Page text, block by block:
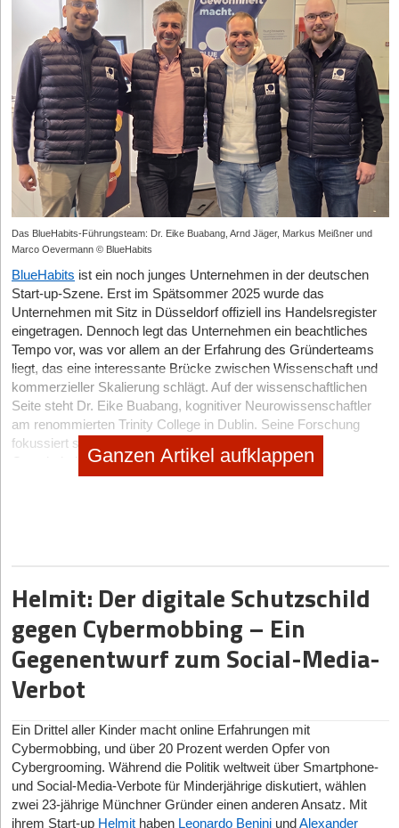
Das BlueHabits-Führungsteam: Dr. Eike Buabang, Arnd Jäger, Markus Meißner und
Marco Oevermann © BlueHabits
BlueHabits ist ein noch junges Unternehmen in der deutschen
Start-up-Szene. Erst im Spätsommer 2025 wurde das
Unternehmen mit Sitz in Düsseldorf offiziell ins Handelsregister
eingetragen. Dennoch legt das Unternehmen ein beachtliches
Tempo vor, was vor allem an der Erfahrung des Gründerteams
liegt, das eine interessante Brücke zwischen Wissenschaft und
kommerzieller Skalierung schlägt. Auf der wissenschaftlichen
Seite steht Dr. Eike Buabang, kognitiver Neurowissenschaftler
am renommierten Trinity College in Dublin. Seine Forschung
fokussiert sich auf die neuronalen Mechanismen von
Gewohnheiten.
technologische und operative Expertise in die Waagschale
werfen. Der Launch der Lösung wurde flankiert von der
Auszeichnung als „Young Innovator“ durch das
Bundeswirtschaftsministerium auf der vergangenen
Fitnessmesse FIBO 2026.
Doch wie findet ein Neurowissenschaftler aus Dublin überhaupt
„Arnd hat nach einem renommierten Gewohnheitsforscher aus
der EU unter 35 gegoogelt – und ich stand wohl ganz oben im
Ranking“, erinnert sich Dr. Eike Buabang schmunzelnd. Nach
einer ersten E-Mail und einem einstündigen Call auf Englisch fiel
schließlich der Groschen: Beide stammen aus dem Rheinland.
Ganzen Artikel aufklappen
Helmit: Der digitale Schutzschild
gegen Cybermobbing – Ein
Gegenentwurf zum Social-Media-
Verbot
Ein Drittel aller Kinder macht online Erfahrungen mit
Cybermobbing, und über 20 Prozent werden Opfer von
Cybergrooming. Während die Politik weltweit über Smartphone-
und Social-Media-Verbote für Minderjährige diskutiert, wählen
zwei 23-jährige Münchner Gründer einen anderen Ansatz. Mit
ihrem Start-up Helmit haben Leonardo Benini und Alexander